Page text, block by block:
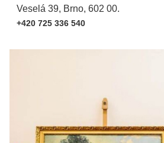
Veselá 39, Brno, 602 00.
+420 725 336 540